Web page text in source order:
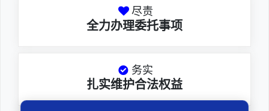
尽责
全力办理委托事项
务实
扎实维护合法权益